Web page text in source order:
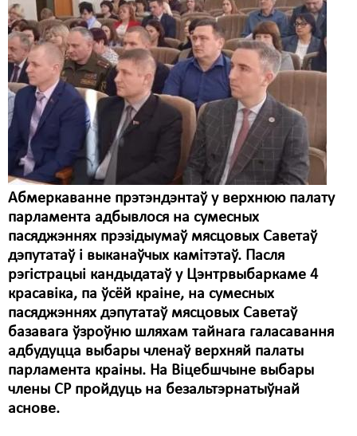
Абмеркаванне прэтэндэнтаў у верхнюю палату
парламента адбывлося на сумесных
пасяджэннях прэзідыумаў мясцовых Саветаў
дэпутатаў і выканаўчых камітэтаў. Пасля
рэгістрацыі кандыдатаў у Цэнтрвыбаркаме 4
красавіка, па ўсёй краіне, на сумесных
пасяджэннях дэпутатаў мясцовых Саветаў
базавага ўзроўню шляхам тайнага галасавання
адбудуцца выбары членаў верхняй палаты
парламента краіны. На Віцебшчыне выбары
члены СР пройдуць на безальтэрнатыўнай
аснове.